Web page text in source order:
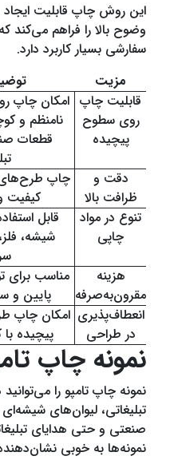
این روش چاپ قابلیت
وضوح بالا را فراهم می‌کند
سفارشی بسیار کاربرد دارد.
مزیت
قابلیت چاپ
روی سطوح
پیچیده
امکان چاپ
نامنظم و
قطعات
دقت و
ظرافت بالا
چاپ طرح‌های
کیفیت
تنوع در مواد
چاپی
قابل
شیشه،
هزینه
مقرون‌به‌صرفه
مناسب برای
پایین و
انعطاف‌پذیری
در طراحی
امکان چاپ
پیچیده
نمونه چاپ
نمونه چاپ تامپو را
تبلیغاتی، لیوان‌های
صنعتی و حتی هدایای
نمونه‌ها به خوبی